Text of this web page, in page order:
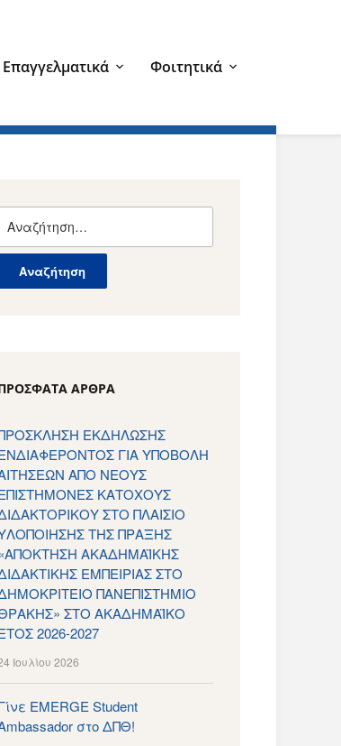
Επαγγελματικά Φοιτητικά
για:
ΆΡΘΡΑ
ΕΚΔΗΛΩΣΗΣ
ΓΙΑ ΥΠΟΒΟΛΗ
ΑΠΟ ΝΕΟΥΣ
ΚΑΤΟΧΟΥΣ
ΣΤΟ ΠΛΑΙΣΙΟ
ΤΗΣ ΠΡΑΞΗΣ
ΑΚΑΔΗΜΑΪΚΗΣ
ΕΜΠΕΙΡΙΑΣ ΣΤΟ
ΠΑΝΕΠΙΣΤΗΜΙΟ
ΣΤΟ ΑΚΑΔΗΜΑΪΚΟ
2026-2027
Ιουλίου 2026
EMERGE Student
στο ΔΠΘ!